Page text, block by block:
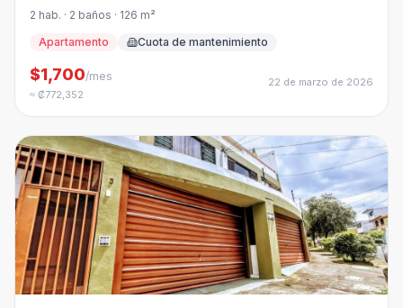
2 hab. · 2 baños · 126 m²
Apartamento
Cuota de mantenimiento
$1,700/mes
≈ ₡772,352
22 de marzo de 2026